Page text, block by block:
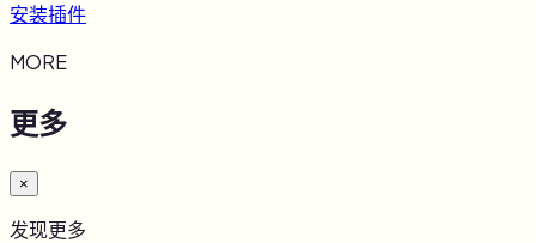
安装插件
MORE
更多
×
发现更多